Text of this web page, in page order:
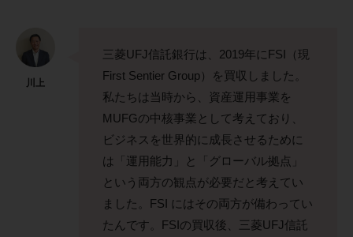
川上
三菱UFJ信託銀行は、2019年にFSI（現
First Sentier Group）を買収しました。
私たちは当時から、資産運用事業を
MUFGの中核事業として考えており、
ビジネスを世界的に成長させるために
は「運用能力」と「グローバル拠点」
という両方の観点が必要だと考えてい
ました。FSI にはその両方が備わってい
たんです。FSIの買収後、三菱UFJ信託